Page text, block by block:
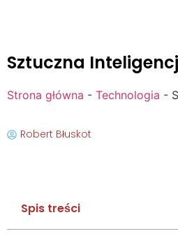
Sztuczna
Strona główna - Technologia -
Robert Błuskot
Spis treści